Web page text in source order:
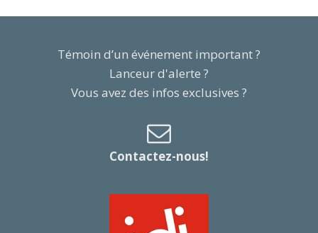
Témoin d’un événement important ?
Lanceur d'alerte ?
Vous avez des infos exclusives ?
Contactez-nous!